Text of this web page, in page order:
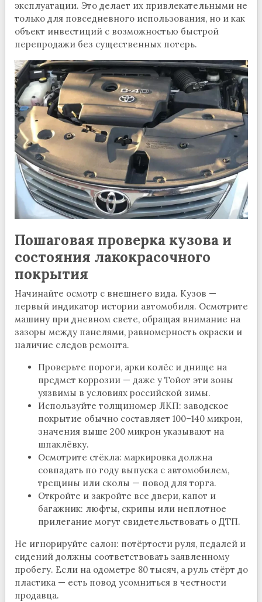
эксплуатации. Это делает их привлекательными не
только для повседневного использования, но и как
объект инвестиций с возможностью быстрой
перепродажи без существенных потерь.
Пошаговая проверка кузова и
состояния лакокрасочного
покрытия
Начинайте осмотр с внешнего вида. Кузов —
первый индикатор истории автомобиля. Осмотрите
машину при дневном свете, обращая внимание на
зазоры между панелями, равномерность окраски и
наличие следов ремонта.
Проверьте пороги, арки колёс и днище на
предмет коррозии — даже у Тойот эти зоны
уязвимы в условиях российской зимы.
Используйте толщиномер ЛКП: заводское
покрытие обычно составляет 100–140 микрон,
значения выше 200 микрон указывают на
шпаклёвку.
Осмотрите стёкла: маркировка должна
совпадать по году выпуска с автомобилем,
трещины или сколы — повод для торга.
Откройте и закройте все двери, капот и
багажник: люфты, скрипы или неплотное
прилегание могут свидетельствовать о ДТП.
Не игнорируйте салон: потёртости руля, педалей и
сидений должны соответствовать заявленному
пробегу. Если на одометре 80 тысяч, а руль стёрт до
пластика — есть повод усомниться в честности
продавца.